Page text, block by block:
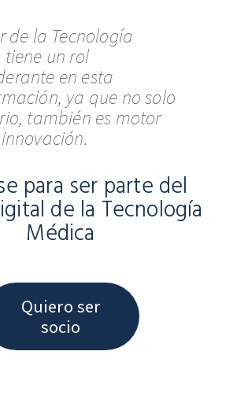
de la Tecnología
tiene un rol
en esta
ya que no solo
también es motor
para ser parte del
de la Tecnología
Médica
Quiero ser
socio